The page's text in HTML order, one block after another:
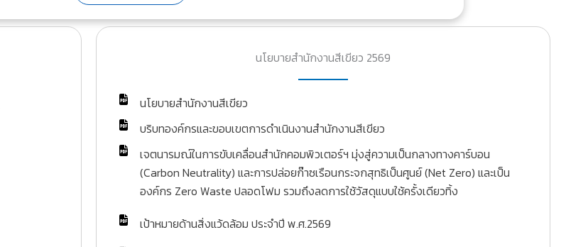
นโยบายสำนักงานสีเขียว 2569
นโยบายสำนักงานสีเขียว
บริบทองค์กรและขอบเขตการดําเนินงานสํานักงานสีเขียว
เจตนารมณ์ในการขับเคลื่อนสํานักคอมพิวเตอร์ฯ มุ่งสู่ความเป็นกลางทางคาร์บอน
(Carbon Neutrality) และการปล่อยก๊าซเรือนกระจกสุทธิเป็นศูนย์ (Net Zero) และเป็น
องค์กร Zero Waste ปลอดโฟม รวมถึงลดการใช้วัสดุแบบใช้ครั้งเดียวทิ้ง
เป้าหมายด้านสิ่งแว้ดล้อม ประจำปี พ.ศ.2569